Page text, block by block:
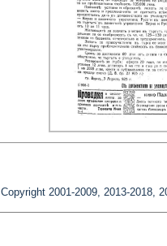
Copyright 2001-2009, 2013-2018,